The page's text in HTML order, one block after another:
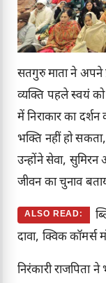
सतगुरु माता ने अपने
व्यक्ति पहले स्वयं
में निराकार का
भक्ति नहीं हो
उन्होंने सेवा,
जीवन का चुनाव
ALSO READ:
दावा, क्विक कॉमर्स
निरंकारी राजपिता